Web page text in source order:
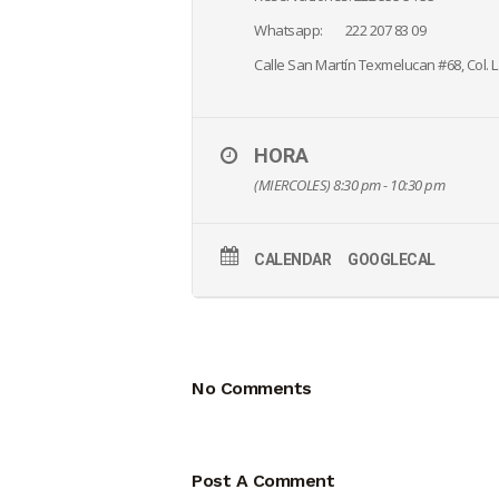
Whatsapp: 222 207 83 09
Calle San Martín Texmelucan #68, Col.
HORA
(MIERCOLES) 8:30 pm - 10:30 pm
CALENDAR GOOGLECAL
No Comments
Post A Comment